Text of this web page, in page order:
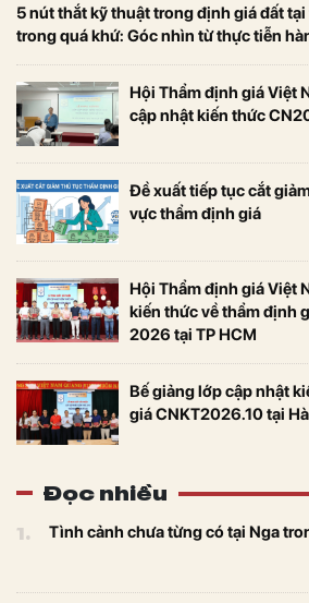
5 nút thắt kỹ thuật trong định giá đất
trong quá khứ: Góc nhìn từ thực tiễn
Hội Thẩm định giá Việt
cập nhật kiến thức
Đề xuất tiếp tục cắt
vực thẩm định giá
Hội Thẩm định giá Việt
kiến thức về thẩm định
2026 tại TP HCM
Bế giảng lớp cập nhật
giá CNKT2026.10 tại
Đọc nhiều
1. Tình cảnh chưa từng có tại Nga